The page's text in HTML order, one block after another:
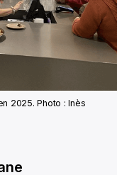
2025. Photo : Inès